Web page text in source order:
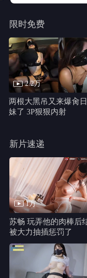
千万别松手 HD
类型： 恐怖片 主演：哈莉·贝
尼,Percy,Daggs,IV,安东尼·B.詹
千万别松手 线路1
HD